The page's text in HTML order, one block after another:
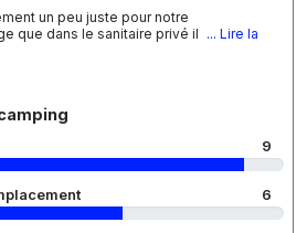
un peu juste pour notre
que dans le sanitaire privé il ... Lire la
9
6